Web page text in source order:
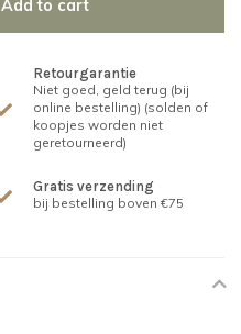
Add to cart
Retourgarantie
Niet goed, geld terug (bij
online bestelling) (solden of
koopjes worden niet
geretourneerd)
Gratis verzending
bij bestelling boven €75